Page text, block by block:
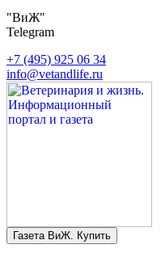
"ВиЖ"
Telegram
+7 (495) 925 06 34
info@vetandlife.ru
Газета ВиЖ. Купить